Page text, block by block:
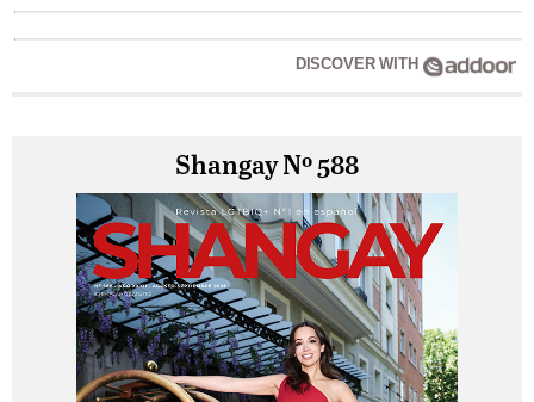
DISCOVER WITH
Shangay Nº 588